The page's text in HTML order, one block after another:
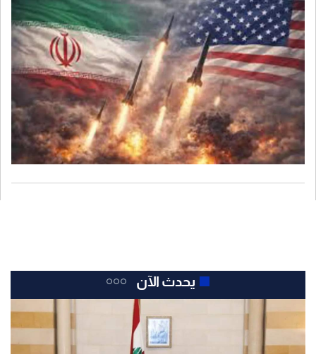
عن مستويات الذخيرة قد تمنح النظام الإيراني جرأة أكبر وتضعف مساعي
واشنطن لكبح برنامج ايران النووي.
يحدث الآن